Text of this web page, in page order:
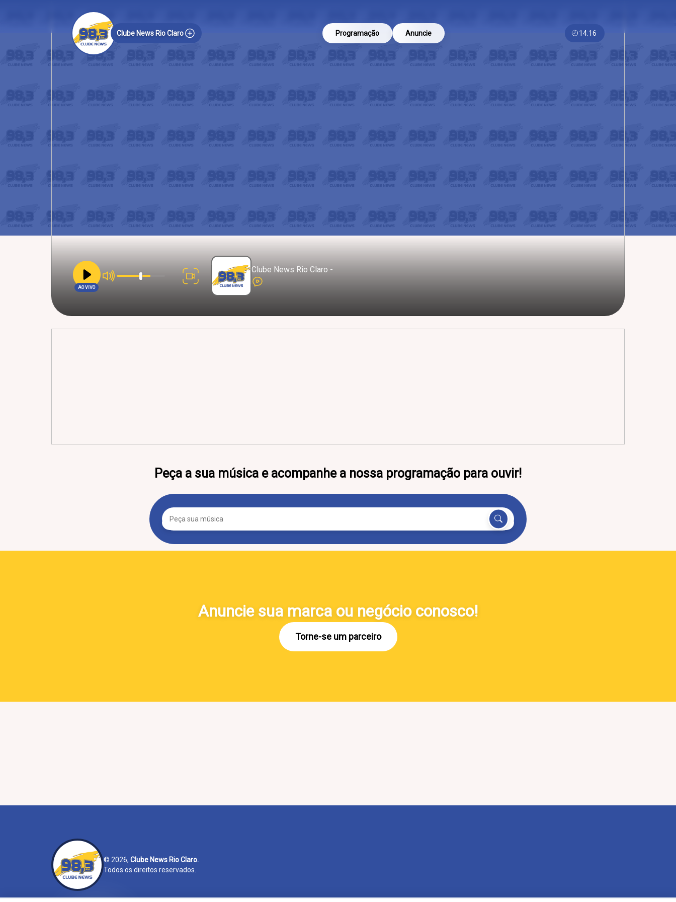
Clube News Rio Claro Programação Anuncie 14:16
AO VIVO
Clube News Rio Claro -
Peça a sua música e acompanhe a nossa programação para ouvir!
Anuncie sua marca ou negócio conosco!
Torne-se um parceiro
© 2026, Clube News Rio Claro.
Todos os direitos reservados.